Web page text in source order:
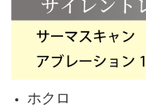
ホクロ